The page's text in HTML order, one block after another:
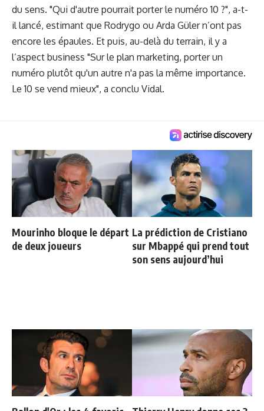
du sens. "Qui d'autre pourrait porter le numéro 10 ?", a-t-
il lancé, estimant que Rodrygo ou Arda Güler n’ont pas
encore les épaules. Et puis, au-delà du terrain, il y a
l’aspect business "Sur le plan marketing, porter un
numéro plutôt qu'un autre n'a pas la même importance.
Le 10 se vend mieux", a conclu Vidal.
Mourinho bloque le départ
de deux joueurs
La prédiction de Cristiano
sur Mbappé qui prend tout
son sens aujourd’hui